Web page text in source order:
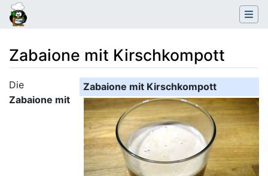
Zabaione mit Kirschkompott
Wechseln zu: Navigation,Suche
Zabaione mit Kirschkompott
Die
Zabaione mit